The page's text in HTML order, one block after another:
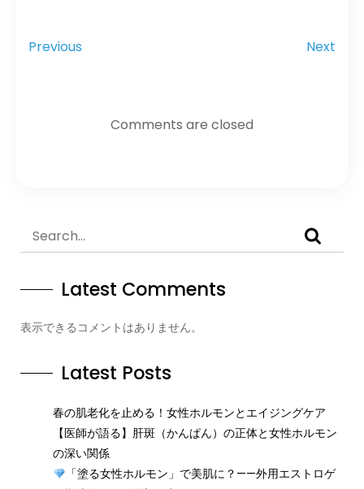
Previous Next
Comments are closed
Latest Comments
表示できるコメントはありません。
Latest Posts
春の肌老化を止める！女性ホルモンとエイジングケア
【医師が語る】肝斑（かんぱん）の正体と女性ホルモン
の深い関係
「塗る女性ホルモン」で美肌に？——外用エストロゲ